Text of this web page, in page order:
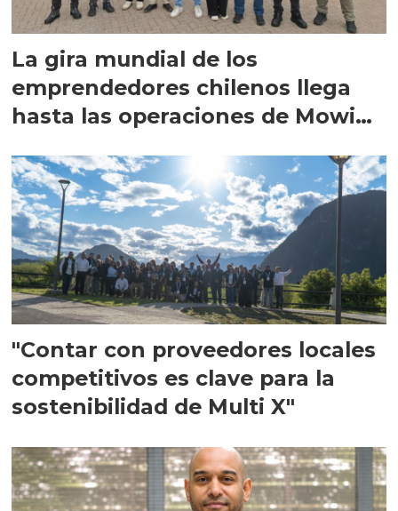
La gira mundial de los
emprendedores chilenos llega
hasta las operaciones de Mowi
"Contar con proveedores locales
competitivos es clave para la
sostenibilidad de Multi X"